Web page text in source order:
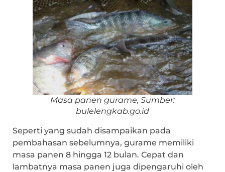
Masa panen gurame, Sumber:
bulelengkab.go.id
Seperti yang sudah disampaikan pada
pembahasan sebelumnya, gurame memiliki
masa panen 8 hingga 12 bulan. Cepat dan
lambatnya masa panen juga dipengaruhi oleh